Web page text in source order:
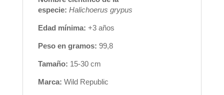
especie: Halichoerus grypus
Edad mínima: +3 años
Peso en gramos: 99,8
Tamaño: 15-30 cm
Marca: Wild Republic